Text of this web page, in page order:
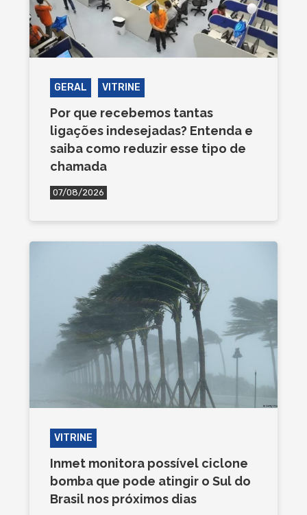
GERAL VITRINE
Por que recebemos tantas
ligações indesejadas? Entenda e
saiba como reduzir esse tipo de
chamada
07/08/2026
VITRINE
Inmet monitora possível ciclone
bomba que pode atingir o Sul do
Brasil nos próximos dias